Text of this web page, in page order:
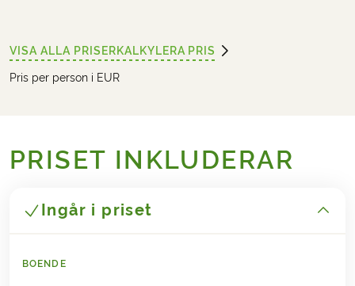
VISA ALLA PRISERKALKYLERA PRIS
Pris per person i EUR
PRISET INKLUDERAR
Ingår i priset
BOENDE